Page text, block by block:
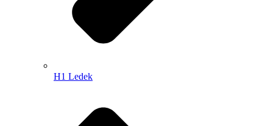
H1 Ledek